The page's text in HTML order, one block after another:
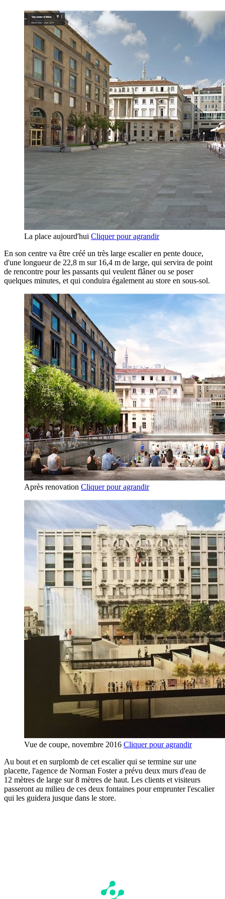
La place aujourd'hui Cliquer pour agrandir
En son centre va être créé un très large escalier en pente douce,
d'une longueur de 22,8 m sur 16,4 m de large, qui servira de point
de rencontre pour les passants qui veulent flâner ou se poser
quelques minutes, et qui conduira également au store en sous-sol.
Après renovation Cliquer pour agrandir
Vue de coupe, novembre 2016 Cliquer pour agrandir
Au bout et en surplomb de cet escalier qui se termine sur une
placette, l'agence de Norman Foster a prévu deux murs d'eau de
12 mètres de large sur 8 mètres de haut. Les clients et visiteurs
passeront au milieu de ces deux fontaines pour emprunter l'escalier
qui les guidera jusque dans le store.